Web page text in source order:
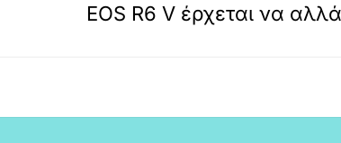
EOS R6 V έρχεται να